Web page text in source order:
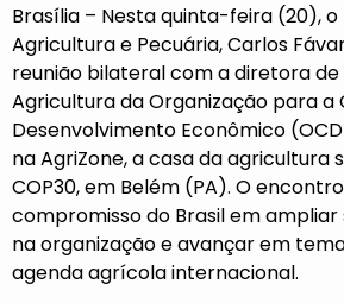
Brasília – Nesta quinta-feira (20),
Agricultura e Pecuária, Carlos
reunião bilateral com a diretora
Agricultura da Organização para a
Desenvolvimento Econômico
na AgriZone, a casa da agricultura
COP30, em Belém (PA). O
compromisso do Brasil em
na organização e avançar em
agenda agrícola internacional.